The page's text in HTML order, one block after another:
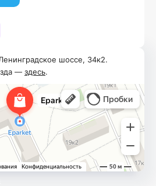
шоссе, 34к2.
— здесь.